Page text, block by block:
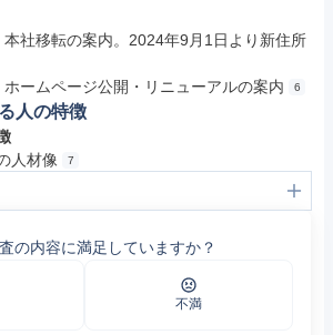
社移転の案内。2024年9月1日より新住所
ームページ公開・リニューアルの案内 6
人の特徴
人材像
7
ニング｜物流業界20年以上の経験と実績
た。
の内容に満足していますか？
不満